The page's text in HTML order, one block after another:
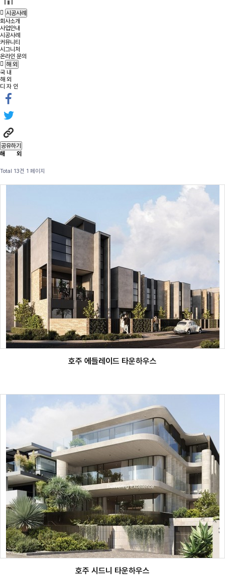
시공사례
회사소개
사업안내
시공사례
커뮤니티
시그니처
온라인 문의
해 외
국 내
해 외
디 자 인
공유하기
해 외
Total 13건 1 페이지
호주 에들레이드 타운하우스
호주 시드니 타운하우스